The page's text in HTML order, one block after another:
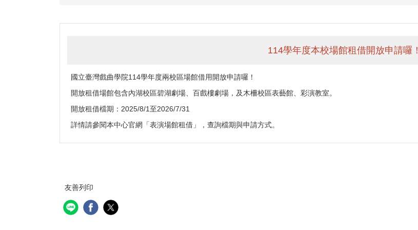
114學年度本校場館租借開放申請囉！
國立臺灣戲曲學院114學年度兩校區場館借用開放申請囉！
開放租借場館包含內湖校區碧湖劇場、百戲樓劇場，及木柵校區表藝館、彩演教室。
開放租借檔期：2025/8/1至2026/7/31
詳情請參閱本中心官網「表演場館租借 」，查詢檔期與申請方式。
友善列印